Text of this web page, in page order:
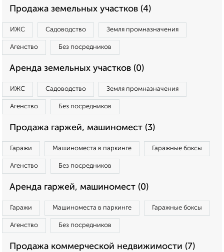
Продажа земельных участков (4)
ИЖС Садоводство Земля промназначения
Агенство Без посредников
Аренда земельных участков (0)
ИЖС Садоводство Земля промназначения
Агенство Без посредников
Продажа гаржей, машиномест (3)
Гаражи Машиноместа в паркинге Гаражные боксы
Агенство Без посредников
Аренда гаржей, машиномест (0)
Гаражи Машиноместа в паркинге Гаражные боксы
Агенство Без посредников
Продажа коммерческой недвижимости (7)